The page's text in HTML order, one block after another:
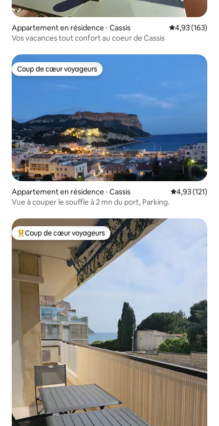
Appartement en résidence ⋅ Cassis Évaluation
4,93 (163)
Vos vacances tout confort au coeur de Cassis
Coup de cœur voyageurs
Coup de cœur voyageurs
Appartement en résidence ⋅ Cassis Évaluation
4,93 (121)
Vue à couper le souffle à 2 mn du port, Parking.
Coups de cœur voyageurs les plus appréciés
Coup de cœur voyageurs